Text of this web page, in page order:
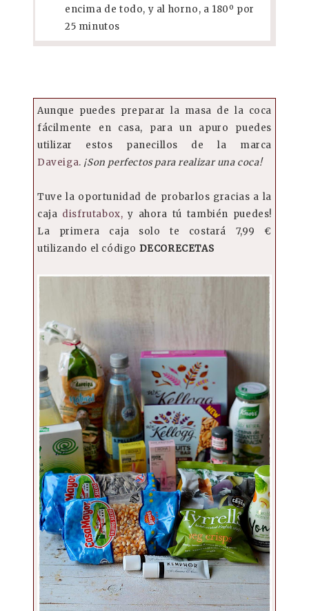
encima de todo, y al horno, a 180º por
25 minutos
Aunque puedes preparar la masa de la coca
fácilmente en casa, para un apuro puedes
utilizar estos panecillos de la marca
Daveiga. ¡Son perfectos para realizar una coca!
Tuve la oportunidad de probarlos gracias a la
caja disfrutabox, y ahora tú también puedes!
La primera caja solo te costará 7,99 €
utilizando el código DECORECETAS